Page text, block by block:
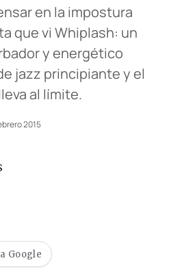
en la impostura
que vi Whiplash: un
y energético
jazz principiante y el
al límite.
2015
Google